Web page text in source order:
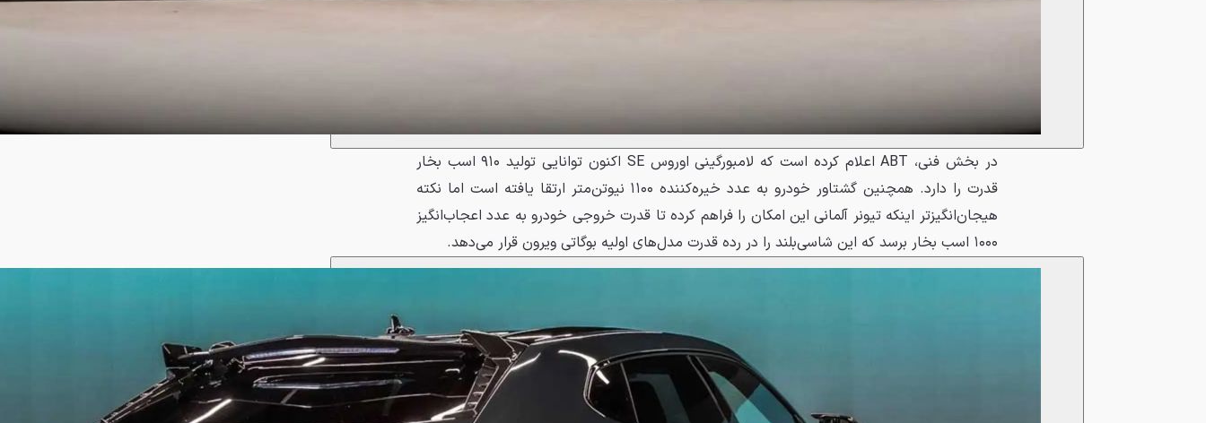
در بخش فنی، ABT اعلام کرده است که لامبورگینی اوروس SE اکنون توانایی تولید ۹۱۰ اسب بخار
قدرت را دارد. همچنین گشتاور خودرو به عدد خیره‌کننده ۱۱۰۰ نیوتن‌متر ارتقا یافته است اما نکته
هیجان‌انگیزتر اینکه تیونر آلمانی این امکان را فراهم کرده تا قدرت خروجی خودرو به عدد اعجاب‌انگیز
۱۰۰۰ اسب بخار برسد که این شاسی‌بلند را در رده قدرت مدل‌های اولیه بوگاتی ویرون قرار می‌دهد.